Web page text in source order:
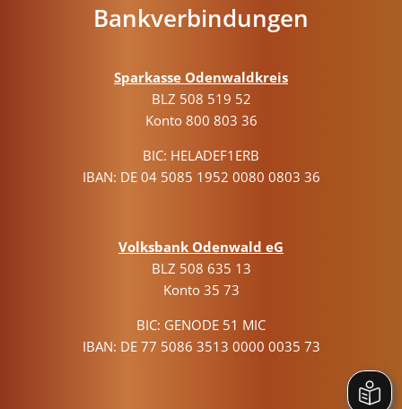
Bankverbindungen
Sparkasse Odenwaldkreis
BLZ 508 519 52
Konto 800 803 36
BIC: HELADEF1ERB
IBAN: DE 04 5085 1952 0080 0803 36
Volksbank Odenwald eG
BLZ 508 635 13
Konto 35 73
BIC: GENODE 51 MIC
IBAN: DE 77 5086 3513 0000 0035 73